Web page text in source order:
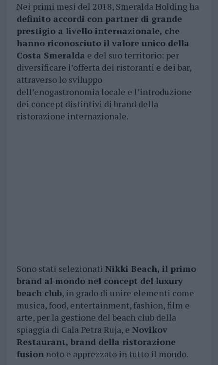
Nei primi mesi del 2018, Smeralda Holding ha
definito accordi con partner di grande
prestigio a livello internazionale, che
hanno riconosciuto il valore unico della
Costa Smeralda e del suo territorio: per
diversificare l’offerta dei ristoranti e dei bar,
attraverso lo sviluppo
dell’enogastronomia locale e l’introduzione
dei concept distintivi di brand della
ristorazione internazionale.
Sono stati selezionati Nikki Beach, il primo
brand al mondo nel concept del luxury
beach club, in grado di unire elementi come
musica, food, entertainment, fashion, film e
arte, per la gestione del beach club della
spiaggia di Cala Petra Ruja, e Novikov
Restaurant, brand della ristorazione
fusionnoto e apprezzato in tutto il mondo.